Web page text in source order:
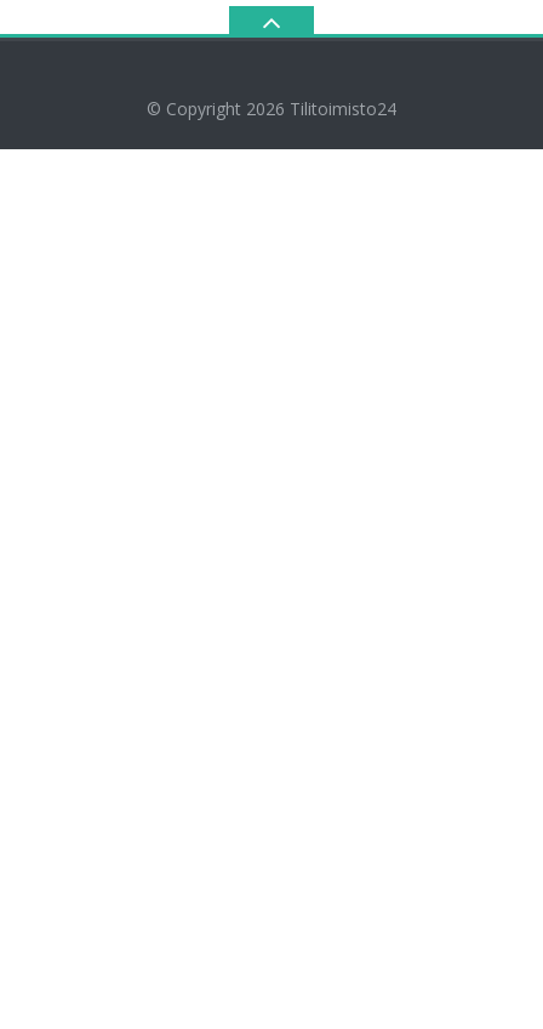
© Copyright 2026 Tilitoimisto24